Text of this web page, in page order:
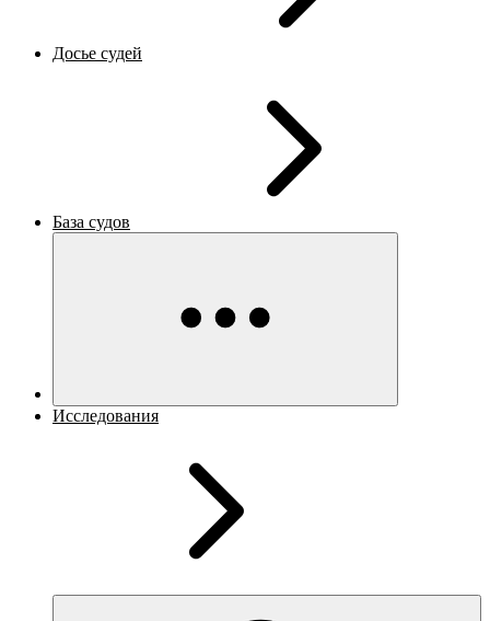
Досье судей
База судов
Исследования